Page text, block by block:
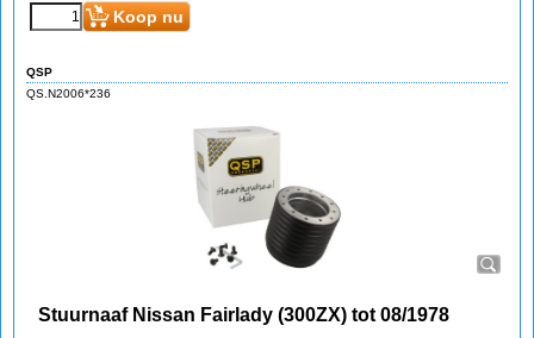
Koop nu
QSP
QS.N2006*236
Stuurnaaf Nissan Fairlady (300ZX) tot 08/1978